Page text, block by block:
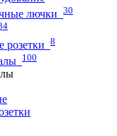
лючки
30
розетки 8
100